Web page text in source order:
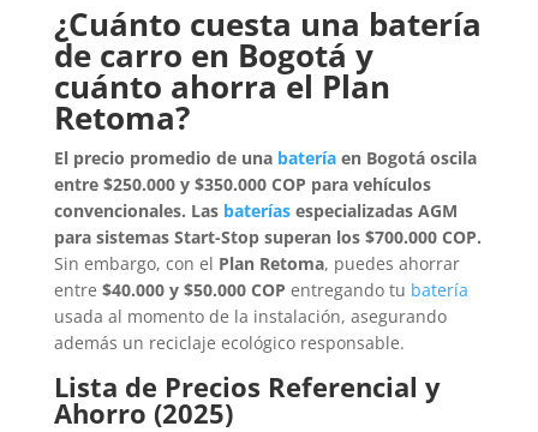
¿Cuánto cuesta una batería
de carro en Bogotá y
cuánto ahorra el Plan
Retoma?
El precio promedio de una bateríaen Bogotá oscila
entre $250.000 y $350.000 COP para vehículos
convencionales. Las bateríasespecializadas AGM
para sistemas Start-Stop superan los $700.000 COP.
Sin embargo, con el Plan Retoma, puedes ahorrar
entre $40.000 y $50.000 COP entregando tu batería
usada al momento de la instalación, asegurando
además un reciclaje ecológico responsable.
Lista de Precios Referencial y
Ahorro (2025)